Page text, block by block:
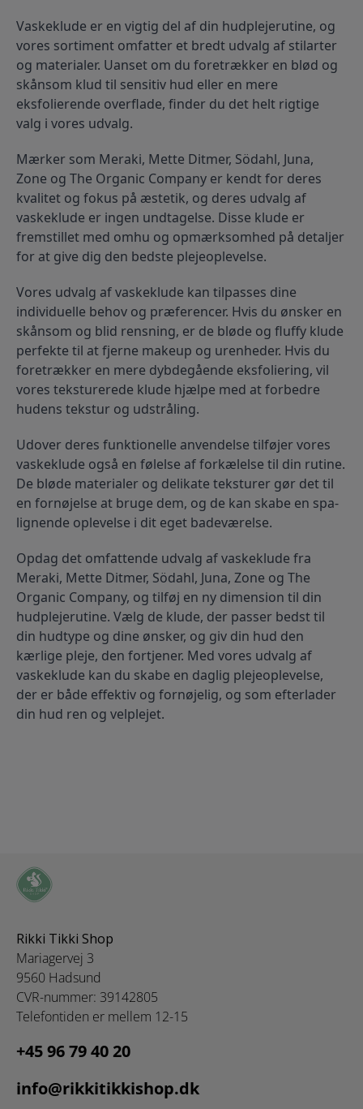
Vaskeklude er en vigtig del af din hudplejerutine, og
vores sortiment omfatter et bredt udvalg af stilarter
og materialer. Uanset om du foretrækker en blød og
skånsom klud til sensitiv hud eller en mere
eksfolierende overflade, finder du det helt rigtige
valg i vores udvalg.
Mærker som Meraki, Mette Ditmer, Södahl, Juna,
Zone og The Organic Company er kendt for deres
kvalitet og fokus på æstetik, og deres udvalg af
vaskeklude er ingen undtagelse. Disse klude er
fremstillet med omhu og opmærksomhed på detaljer
for at give dig den bedste plejeoplevelse.
Vores udvalg af vaskeklude kan tilpasses dine
individuelle behov og præferencer. Hvis du ønsker en
skånsom og blid rensning, er de bløde og fluffy klude
perfekte til at fjerne makeup og urenheder. Hvis du
foretrækker en mere dybdegående eksfoliering, vil
vores teksturerede klude hjælpe med at forbedre
hudens tekstur og udstråling.
Udover deres funktionelle anvendelse tilføjer vores
vaskeklude også en følelse af forkælelse til din rutine.
De bløde materialer og delikate teksturer gør det til
en fornøjelse at bruge dem, og de kan skabe en spa-
lignende oplevelse i dit eget badeværelse.
Opdag det omfattende udvalg af vaskeklude fra
Meraki, Mette Ditmer, Södahl, Juna, Zone og The
Organic Company, og tilføj en ny dimension til din
hudplejerutine. Vælg de klude, der passer bedst til
din hudtype og dine ønsker, og giv din hud den
kærlige pleje, den fortjener. Med vores udvalg af
vaskeklude kan du skabe en daglig plejeoplevelse,
der er både effektiv og fornøjelig, og som efterlader
din hud ren og velplejet.
Rikki Tikki Shop
Mariagervej 3
9560 Hadsund
CVR-nummer: 39142805
Telefontiden er mellem 12-15
+45 96 79 40 20
info@rikkitikkishop.dk